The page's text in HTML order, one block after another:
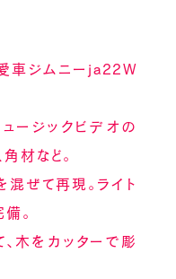
車ジムニーja22W
ージックビデオの
材など。
ぜて再現。ライト
。
木をカッターで彫